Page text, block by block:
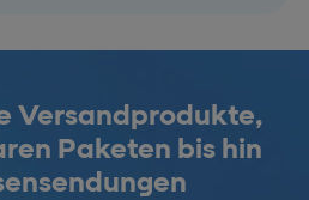
Versandprodukte,
Paketen bis hin